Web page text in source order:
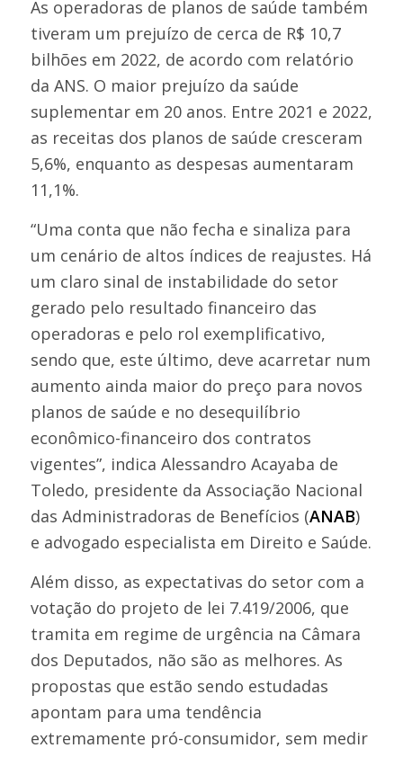
As operadoras de planos de saúde também
tiveram um prejuízo de cerca de R$ 10,7
bilhões em 2022, de acordo com relatório
da ANS. O maior prejuízo da saúde
suplementar em 20 anos. Entre 2021 e 2022,
as receitas dos planos de saúde cresceram
5,6%, enquanto as despesas aumentaram
11,1%.
“Uma conta que não fecha e sinaliza para
um cenário de altos índices de reajustes. Há
um claro sinal de instabilidade do setor
gerado pelo resultado financeiro das
operadoras e pelo rol exemplificativo,
sendo que, este último, deve acarretar num
aumento ainda maior do preço para novos
planos de saúde e no desequilíbrio
econômico-financeiro dos contratos
vigentes”, indica Alessandro Acayaba de
Toledo, presidente da Associação Nacional
das Administradoras de Benefícios (ANAB)
e advogado especialista em Direito e Saúde.
Além disso, as expectativas do setor com a
votação do projeto de lei 7.419/2006, que
tramita em regime de urgência na Câmara
dos Deputados, não são as melhores. As
propostas que estão sendo estudadas
apontam para uma tendência
extremamente pró-consumidor, sem medir